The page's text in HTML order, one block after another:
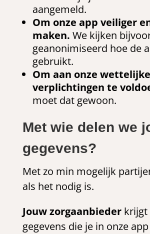
aangemeld.
Om onze app veiliger
maken. We kijken
geanonimiseerd hoe de
gebruikt.
Om aan onze wettelijke
verplichtingen te
moet dat gewoon.
Met wie delen we
gegevens?
Met zo min mogelijk
als het nodig is.
Jouw zorgaanbiederkrijgt
gegevens die je in onze